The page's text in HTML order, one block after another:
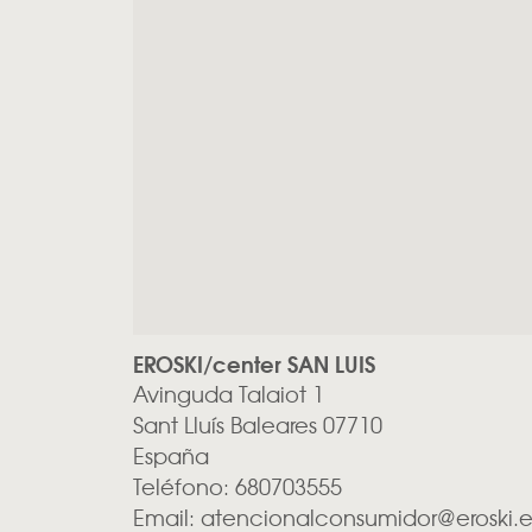
EROSKI/center SAN LUIS
Avinguda Talaiot 1
Sant Lluís Baleares07710
España
Teléfono: 680703555
Email: